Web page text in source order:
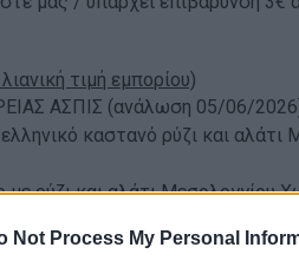
Not Process My Personal
τιμή εμπορίου)
ΑΣΠΙΣ (ανάλωση 05/06/
καστανό ρύζι και αλάτι
ρύζι και αλάτι Μεσολογγίου
Γάλακτος Χωρίς